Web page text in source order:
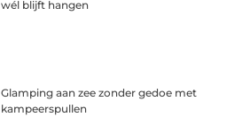
wél blijft hangen
Glamping aan zee zonder gedoe met
kampeerspullen